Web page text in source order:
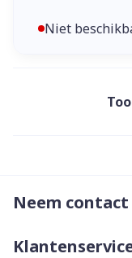
Niet
Neem